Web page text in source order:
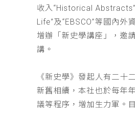
收入“Historical
Life”及“EBSCO”等國內
增辦「新史學講座」，邀
講。
《新史學》發起人有二十
新舊相續，本社也於每年
議等程序，增加生力軍。